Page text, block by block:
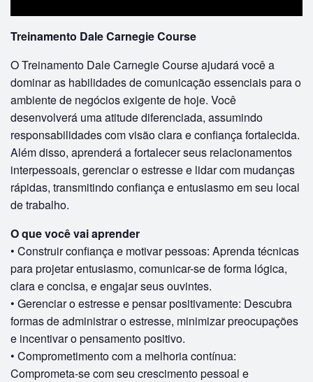
Treinamento Dale Carnegie Course
O Treinamento Dale Carnegie Course ajudará você a
dominar as habilidades de comunicação essenciais para o
ambiente de negócios exigente de hoje. Você
desenvolverá uma atitude diferenciada, assumindo
responsabilidades com visão clara e confiança fortalecida.
Além disso, aprenderá a fortalecer seus relacionamentos
interpessoais, gerenciar o estresse e lidar com mudanças
rápidas, transmitindo confiança e entusiasmo em seu local
de trabalho.
O que você vai aprender
• Construir confiança e motivar pessoas: Aprenda técnicas
para projetar entusiasmo, comunicar-se de forma lógica,
clara e concisa, e engajar seus ouvintes.
• Gerenciar o estresse e pensar positivamente: Descubra
formas de administrar o estresse, minimizar preocupações
e incentivar o pensamento positivo.
• Comprometimento com a melhoria contínua:
Comprometa-se com seu crescimento pessoal e